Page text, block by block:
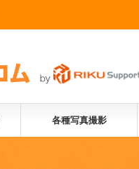
各種写真撮影